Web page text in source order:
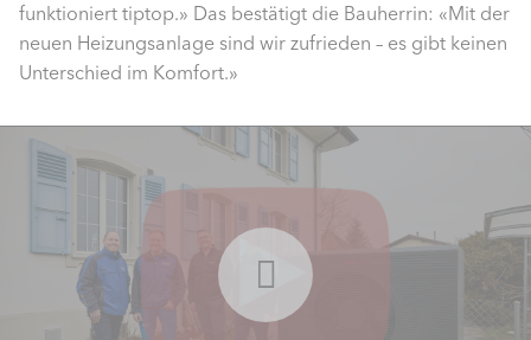
funktioniert tiptop.» Das bestätigt die Bauherrin: «Mit der
neuen Heizungsanlage sind wir zufrieden – es gibt keinen
Unterschied im Komfort.»